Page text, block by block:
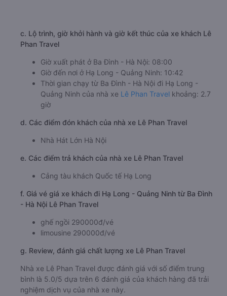
c. Lộ trình, giờ khởi hành và giờ kết thúc của xe khách Lê
Phan Travel
Giờ xuất phát ở Ba Đình - Hà Nội: 08:00
Giờ đến nơi ở Hạ Long - Quảng Ninh: 10:42
Thời gian chạy từ Ba Đình - Hà Nội đi Hạ Long -
Quảng Ninh của nhà xe Lê Phan Travel khoảng: 2.7
giờ
d. Các điểm đón khách của nhà xe Lê Phan Travel
Nhà Hát Lớn Hà Nội
e. Các điểm trả khách của nhà xe Lê Phan Travel
Cảng tàu khách Quốc tế Hạ Long
f. Giá vé giá xe khách đi Hạ Long - Quảng Ninh từ Ba Đình
- Hà Nội Lê Phan Travel
ghế ngồi 290000đ/vé
limousine 290000đ/vé
g. Review, đánh giá chất lượng xe Lê Phan Travel
Nhà xe Lê Phan Travel được đánh giá với số điểm trung
bình là 5.0/5 dựa trên 6 đánh giá của khách hàng đã trải
nghiệm dịch vụ của nhà xe này.